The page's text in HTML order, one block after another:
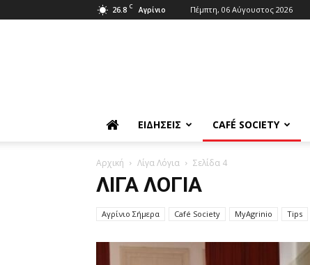
26.8 C Αγρίνιο Πέμπτη, 06 Αύγουστος 2026
ΕΙΔΉΣΕΙΣ CAFÉ SOCIETY
Αρχική Λίγα Λόγια Σελίδα 4
ΛΊΓΑ ΛΌΓΙΑ
Aγρίνιο Σήμερα Café Society MyAgrinio Tips